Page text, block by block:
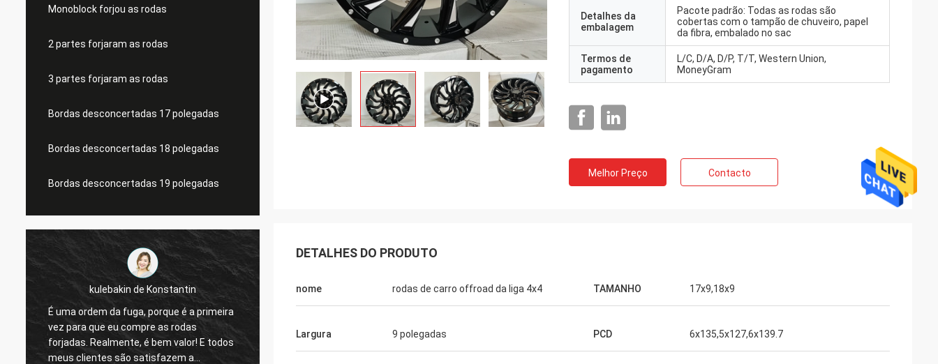
Monoblock forjou as rodas
2 partes forjaram as rodas
3 partes forjaram as rodas
Bordas desconcertadas 17 polegadas
Bordas desconcertadas 18 polegadas
Bordas desconcertadas 19 polegadas
kulebakin de Konstantin
É uma ordem da fuga, porque é a primeira
vez para que eu compre as rodas
forjadas. Realmente, é bem valor! E todos
meus clientes são satisfazem a
projeto agradável. obrigado para seus
resposta e serviço rápidos
Detalhes da
embalagem
Pacote padrão: Todas as rodas são
cobertas com o tampão de chuveiro, papel
da fibra, embalado no sac
Termos de
pagamento
L/C, D/A, D/P, T/T, Western Union,
MoneyGram
Melhor Preço Contacto
DETALHES DO PRODUTO
nome rodas de carro offroad da liga 4x4 TAMANHO 17x9,18x9
Largura 9 polegadas PCD 6x135,5x127,6x139.7